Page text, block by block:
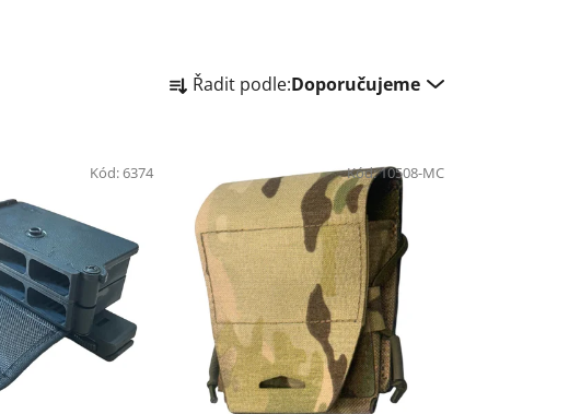
a Řadit podle:Doporučujeme
Kód:6374 Kód:10508-MC